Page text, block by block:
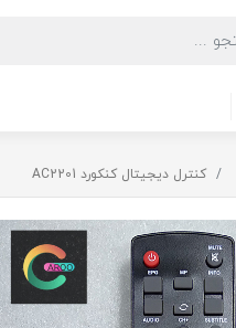
کنترل دیجیتال کنکورد AC2201